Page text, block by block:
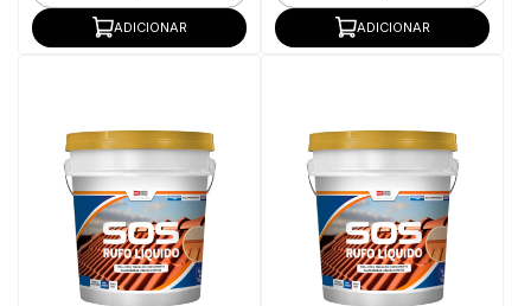
ADICIONAR ADICIONAR